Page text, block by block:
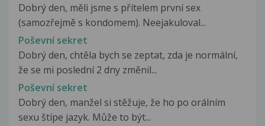
Dobrý den, měli jsme s přítelem první sex
(samozřejmě s kondomem). Neejakuloval...
Poševní sekret
Dobrý den, chtěla bych se zeptat, zda je normální,
že se mi poslední 2 dny změnil...
Poševní sekret
Dobrý den, manžel si stěžuje, že ho po orálním
sexu štípe jazyk. Může to být...